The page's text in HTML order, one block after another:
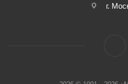
г.